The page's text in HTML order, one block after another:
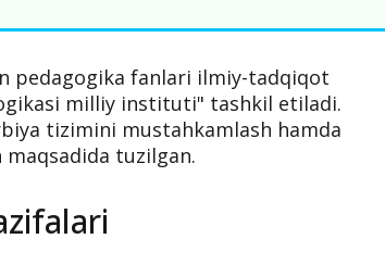
pedagogika fanlari ilmiy-tadqiqot
milliy instituti" tashkil etiladi.
tizimini mustahkamlash hamda
tuzilgan.